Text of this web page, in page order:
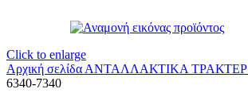
Click to enlarge
Αρχική σελίδα ΑΝΤΑΛΛΑΚΤΙΚΑ ΤΡΑΚΤΕΡ
6340-7340